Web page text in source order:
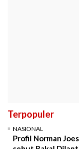
Terpopuler
NASIONAL
Profil Norman